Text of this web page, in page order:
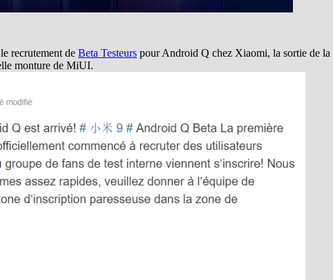
recrutement de Beta Testeurs pour Android Q chez Xiaomi, la sortie de la
monture de MiUI.